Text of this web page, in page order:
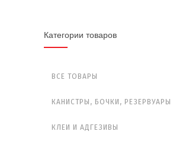
Категории товаров
ВСЕ ТОВАРЫ
КАНИСТРЫ, БОЧКИ, РЕЗЕРВУАРЫ
КЛЕИ И АДГЕЗИВЫ